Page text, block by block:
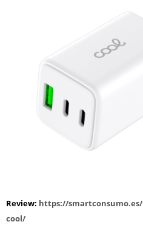
Review: https://
cool/